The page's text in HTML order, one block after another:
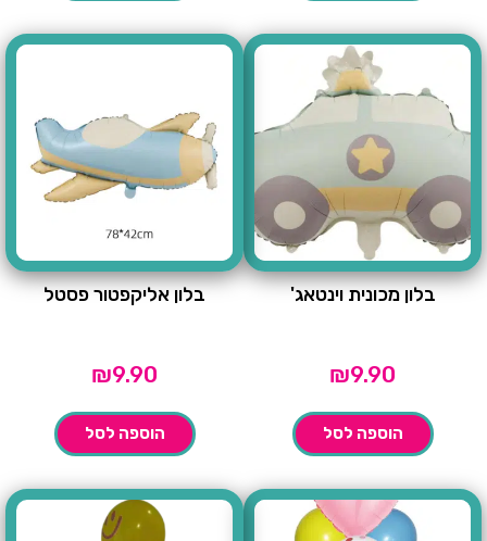
בלון מכונית וינטאג'
₪9.90
הוספה לסל
בלון אליקפטור פסטל
₪9.90
הוספה לסל